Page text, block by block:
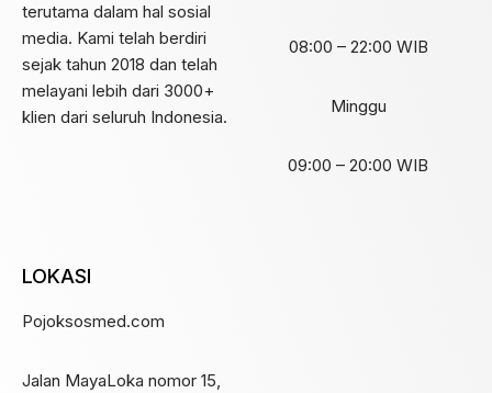
terutama dalam hal sosial
media. Kami telah berdiri
sejak tahun 2018 dan telah
melayani lebih dari 3000+
klien dari seluruh Indonesia.
08:00 – 22:00 WIB
Minggu
09:00 – 20:00 WIB
LOKASI
Pojoksosmed.com
Jalan MayaLoka nomor 15,